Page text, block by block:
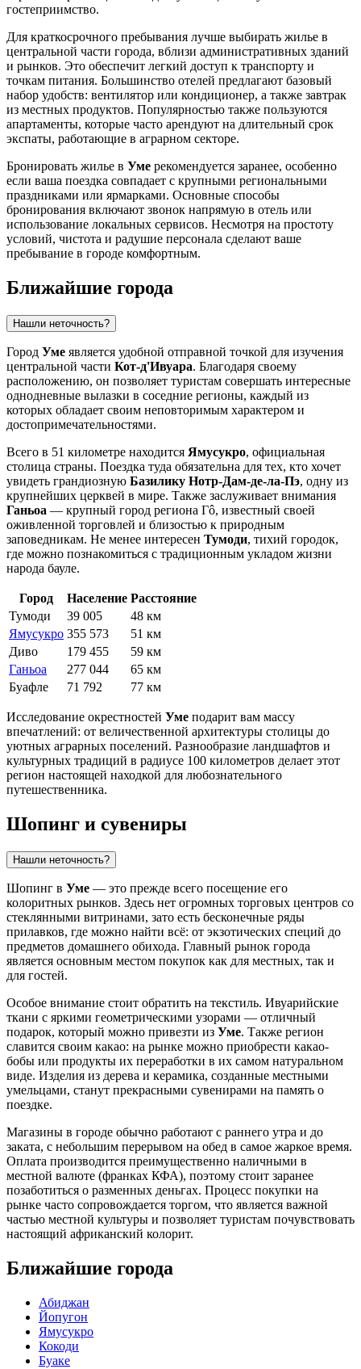
гостеприимство.
Для краткосрочного пребывания лучше выбирать жилье в
центральной части города, вблизи административных зданий
и рынков. Это обеспечит легкий доступ к транспорту и
точкам питания. Большинство отелей предлагают базовый
набор удобств: вентилятор или кондиционер, а также завтрак
из местных продуктов. Популярностью также пользуются
апартаменты, которые часто арендуют на длительный срок
экспаты, работающие в аграрном секторе.
Бронировать жилье в Уме рекомендуется заранее, особенно
если ваша поездка совпадает с крупными региональными
праздниками или ярмарками. Основные способы
бронирования включают звонок напрямую в отель или
использование локальных сервисов. Несмотря на простоту
условий, чистота и радушие персонала сделают ваше
пребывание в городе комфортным.
Ближайшие города
Нашли неточность?
Город Уме является удобной отправной точкой для изучения
центральной части Кот-д'Ивуара. Благодаря своему
расположению, он позволяет туристам совершать интересные
однодневные вылазки в соседние регионы, каждый из
которых обладает своим неповторимым характером и
достопримечательностями.
Всего в 51 километре находится Ямусукро, официальная
столица страны. Поездка туда обязательна для тех, кто хочет
увидеть грандиозную Базилику Нотр-Дам-де-ла-Пэ, одну из
крупнейших церквей в мире. Также заслуживает внимания
Ганьоа — крупный город региона Гô, известный своей
оживленной торговлей и близостью к природным
заповедникам. Не менее интересен Тумоди, тихий городок,
где можно познакомиться с традиционным укладом жизни
народа бауле.
Город Население Расстояние
Тумоди
39 005
48 км
Ямусукро 355 573
51 км
Диво
179 455
59 км
Ганьоа
277 044
65 км
Буафле
71 792 77 км
Исследование окрестностей Уме подарит вам массу
впечатлений: от величественной архитектуры столицы до
уютных аграрных поселений. Разнообразие ландшафтов и
культурных традиций в радиусе 100 километров делает этот
регион настоящей находкой для любознательного
путешественника.
Шопинг и сувениры
Нашли неточность?
Шопинг в Уме — это прежде всего посещение его
колоритных рынков. Здесь нет огромных торговых центров со
стеклянными витринами, зато есть бесконечные ряды
прилавков, где можно найти всё: от экзотических специй до
предметов домашнего обихода. Главный рынок города
является основным местом покупок как для местных, так и
для гостей.
Особое внимание стоит обратить на текстиль. Ивуарийские
ткани с яркими геометрическими узорами — отличный
подарок, который можно привезти из Уме. Также регион
славится своим какао: на рынке можно приобрести какао-
бобы или продукты их переработки в их самом натуральном
виде. Изделия из дерева и керамика, созданные местными
умельцами, станут прекрасными сувенирами на память о
поездке.
Магазины в городе обычно работают с раннего утра и до
заката, с небольшим перерывом на обед в самое жаркое время.
Оплата производится преимущественно наличными в
местной валюте (франках КФА), поэтому стоит заранее
позаботиться о разменных деньгах. Процесс покупки на
рынке часто сопровождается торгом, что является важной
частью местной культуры и позволяет туристам почувствовать
настоящий африканский колорит.
Ближайшие города
Абиджан
Йопугон
Ямусукро
Кокоди
Буаке